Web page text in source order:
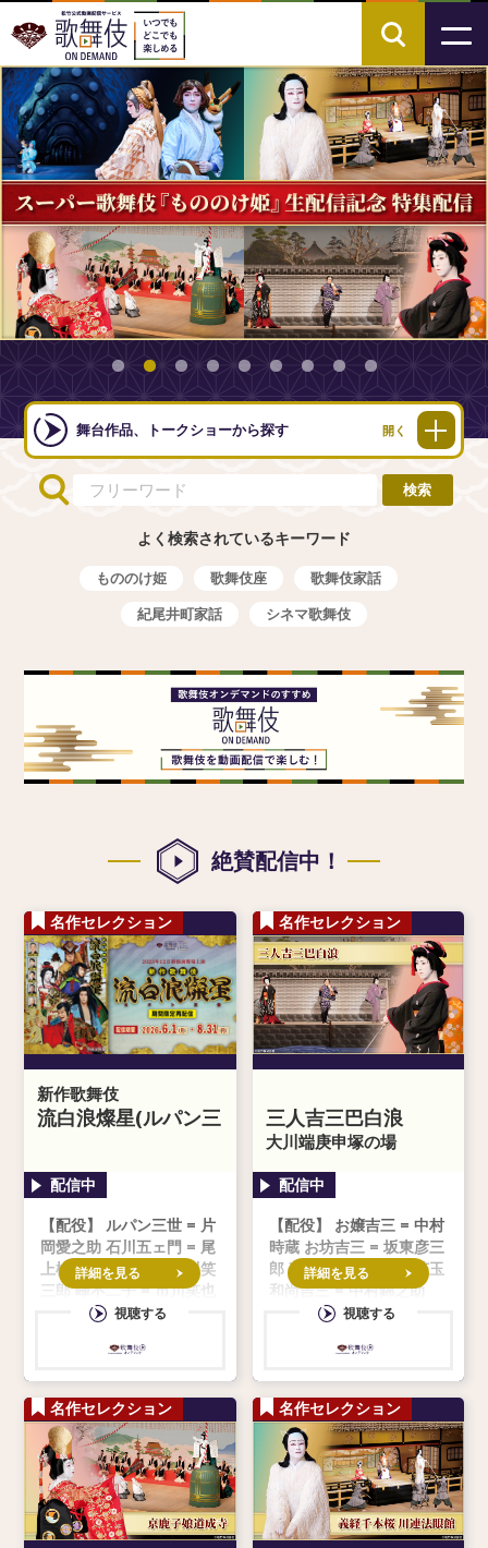
舞台作品、トークショーから探す
よく検索されているキーワード
もののけ姫 歌舞伎座
歌舞伎家話
紀尾井町家話
シネマ歌舞伎
絶賛配信中！
名作セレクション
新作歌舞伎
流白浪燦星(ルパン三
【配役】 ルパン三世 = 片
岡愛之助 石川五ェ門 = 尾
上松也 次元大介 = 市川笑
三郎 峰不二子 = 市川笑也
銭形警部 = 市川中車 傾城
右近 長須登美
詳細を見る
視聴する
名作セレクション
三人吉三巴白浪
大川端庚申塚の場
【配役】 お嬢吉三 = 中村
時蔵 お坊吉三 = 坂東彦三
郎 夜鷹おとせ = 中村莟玉
和尚吉三 = 中村錦之助
詳細を見る
視聴する
名作セレクション 名作セレクション